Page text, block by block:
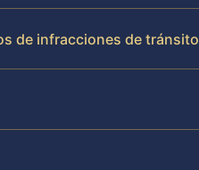
de infracciones de tránsito